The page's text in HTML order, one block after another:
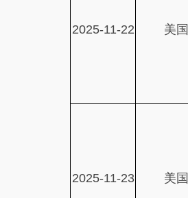
2025-11-22 美国
2025-11-23 美国